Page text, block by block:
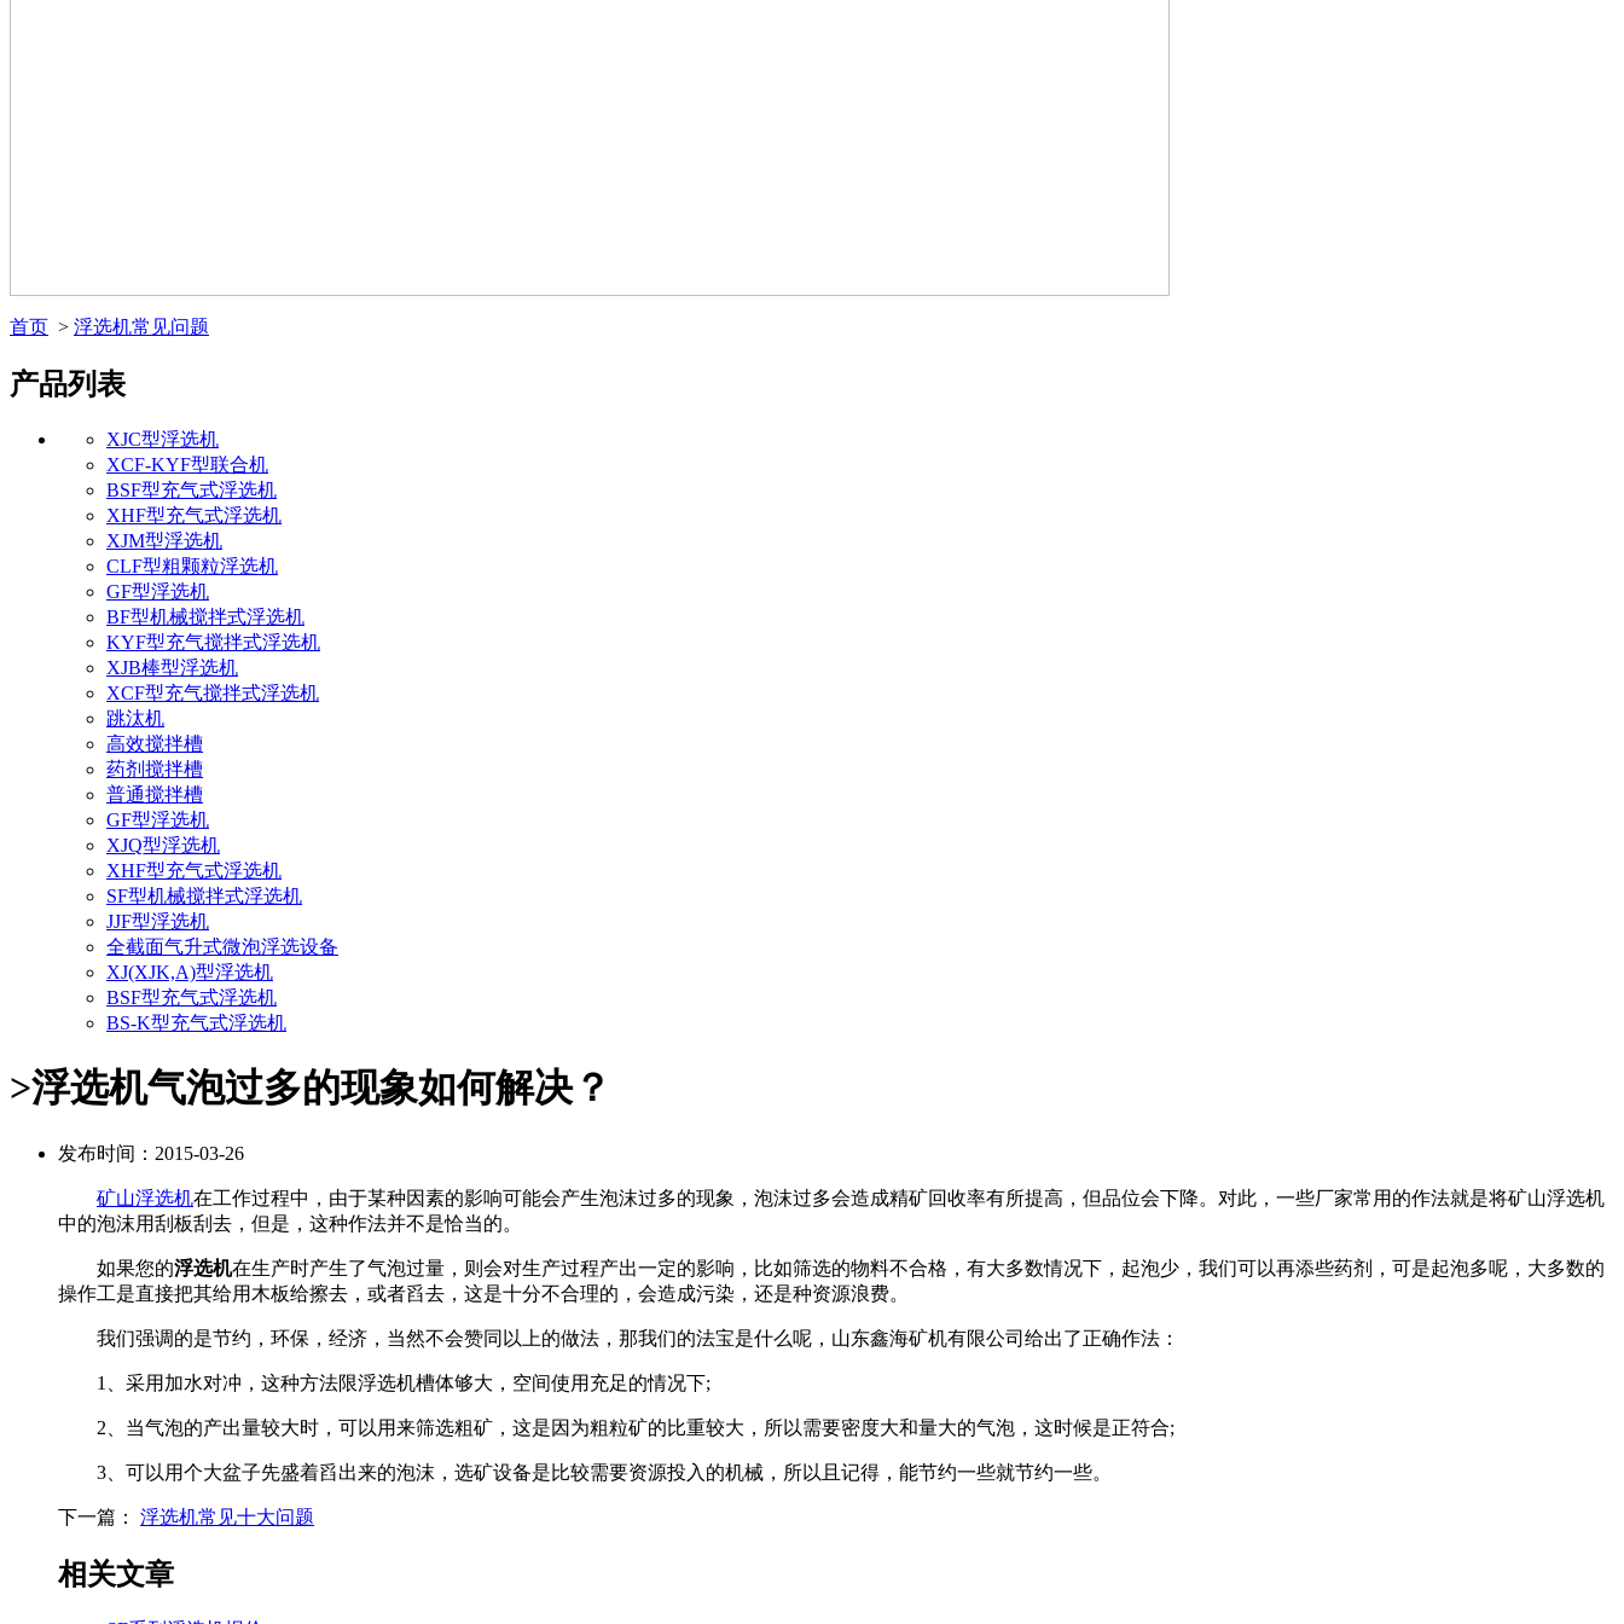
首页 > 浮选机常见问题
产品列表
XJC型浮选机
XCF-KYF型联合机
BSF型充气式浮选机
XHF型充气式浮选机
XJM型浮选机
CLF型粗颗粒浮选机
GF型浮选机
BF型机械搅拌式浮选机
KYF型充气搅拌式浮选机
XJB棒型浮选机
XCF型充气搅拌式浮选机
跳汰机
高效搅拌槽
药剂搅拌槽
普通搅拌槽
GF型浮选机
XJQ型浮选机
XHF型充气式浮选机
SF型机械搅拌式浮选机
JJF型浮选机
全截面气升式微泡浮选设备
XJ(XJK,A)型浮选机
BSF型充气式浮选机
BS-K型充气式浮选机
>浮选机气泡过多的现象如何解决？
发布时间：2015-03-26
矿山浮选机在工作过程中，由于某种因素的影响可能会产生泡沫过多的现象，泡沫过多会造成精矿回收率有所提高，但品位会下降。对此，一些厂家常用的作法就是将矿山浮选机
中的泡沫用刮板刮去，但是，这种作法并不是恰当的。
如果您的浮选机在生产时产生了气泡过量，则会对生产过程产出一定的影响，比如筛选的物料不合格，有大多数情况下，起泡少，我们可以再添些药剂，可是起泡多呢，大多数的
操作工是直接把其给用木板给擦去，或者舀去，这是十分不合理的，会造成污染，还是种资源浪费。
我们强调的是节约，环保，经济，当然不会赞同以上的做法，那我们的法宝是什么呢，山东鑫海矿机有限公司给出了正确作法：
1、采用加水对冲，这种方法限浮选机槽体够大，空间使用充足的情况下;
2、当气泡的产出量较大时，可以用来筛选粗矿，这是因为粗粒矿的比重较大，所以需要密度大和量大的气泡，这时候是正符合;
3、可以用个大盆子先盛着舀出来的泡沫，选矿设备是比较需要资源投入的机械，所以且记得，能节约一些就节约一些。
下一篇： 浮选机常见十大问题
相关文章